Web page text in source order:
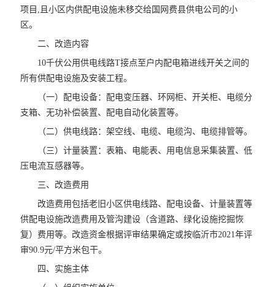
项目,且小区内供配电设施未移交给国网费县供电公司的小
区。
二、改造内容
10千伏公用供电线路T接点至户内配电箱进线开关之间的
所有供配电设施及安装工程。
（一）配电设备：配电变压器、环网柜、开关柜、电缆分
支箱、无功补偿装置、配电自动化装置等。
（二）供电线路：架空线、电缆、电缆沟、电缆排管等。
（三）计量装置：表箱、电能表、用电信息采集装置、低
压电流互感器等。
三、改造费用
改造费用包括老旧小区供电线路、配电设备、计量装置等
供配电设施改造费用及管沟建设（含道路、绿化设施挖掘恢
复）费用等。改造资金根据评审结果确定或按临沂市2021年评
审90.9元/平方米包干。
四、实施主体